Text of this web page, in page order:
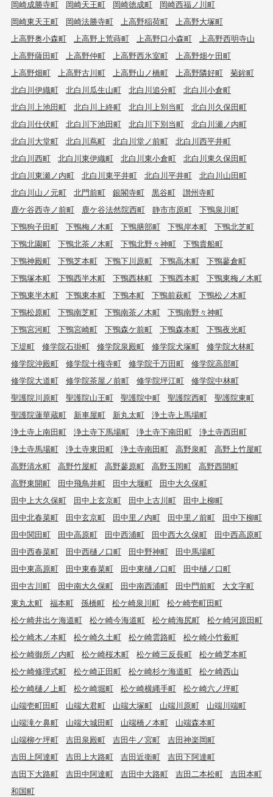
岡崎成勝寺町 岡崎天王町 岡崎徳成町
岡崎西福ノ川町
岡崎東天王町
岡崎法勝寺町 上高野稲荷町
上高野大塚町
上高野奥小森町
上高野上荒蒔町 上高野口小森町
上高野西明寺山
上高野薩田町
上高野仲町 上高野西氷室町
上高野畑ケ田町
上高野畑町
上高野古川町 上高野山ノ橋町 上高野隣好町
菊鉾町
北白川伊織町
北白川瓜生山町 北白川追分町
北白川小倉町
北白川上池田町
北白川上終町 北白川上別当町
北白川久保田町
北白川仕伏町
北白川下池田町 北白川下別当町
北白川瀬ノ内町
北白川大堂町
北白川蔦町 北白川堂ノ前町
北白川西平井町
北白川西町
北白川東伊織町 北白川東小倉町
北白川東久保田町
北白川東瀬ノ内町
北白川東平井町 北白川平井町
北白川山田町
北白川山ノ元町
北門前町 銀閣寺町 黒谷町
讃州寺町
鹿ケ谷西寺ノ前町
鹿ケ谷法然院西町 静市市原町
下鴨泉川町
下鴨狗子田町
下鴨梅ノ木町 下鴨膳部町 下鴨岸本町
下鴨北芝町
下鴨北園町
下鴨北茶ノ木町 下鴨北野々神町
下鴨貴船町
下鴨神殿町
下鴨芝本町 下鴨下川原町 下鴨高木町
下鴨蓼倉町
下鴨塚本町
下鴨西半木町 下鴨西林町 下鴨西本町
下鴨東梅ノ木町
下鴨東半木町
下鴨東本町 下鴨本町 下鴨前萩町
下鴨松ノ木町
下鴨松原町
下鴨南芝町 下鴨南茶ノ木町
下鴨南野々神町
下鴨宮河町
下鴨宮崎町 下鴨森ケ前町 下鴨森本町
下鴨夜光町
下堤町
修学院石掛町 修学院泉殿町 修学院犬塚町
修学院大林町
修学院沖殿町
修学院十権寺町 修学院千万田町
修学院高部町
修学院大道町
修学院茶屋ノ前町 修学院坪江町
修学院中林町
聖護院川原町
聖護院山王町 聖護院中町 聖護院西町
聖護院東町
聖護院蓮華蔵町
新車屋町 新丸太町
浄土寺上馬場町
浄土寺上南田町
浄土寺下馬場町 浄土寺下南田町
浄土寺西田町
浄土寺馬場町
浄土寺東田町 浄土寺南田町 高野泉町
高野上竹屋町
高野清水町
高野竹屋町 高野蓼原町 高野玉岡町
高野西開町
高野東開町
田中飛鳥井町 田中大堰町
田中大久保町
田中上大久保町
田中上玄京町 田中上古川町
田中上柳町
田中北春菜町
田中玄京町 田中里ノ内町 田中里ノ前町
田中下柳町
田中関田町
田中高原町 田中西浦町 田中西大久保町
田中西高原町
田中西春菜町
田中西樋ノ口町 田中野神町
田中馬場町
田中東高原町
田中東春菜町 田中東樋ノ口町
田中樋ノ口町
田中古川町
田中南大久保町 田中南西浦町 田中門前町
大文字町
東丸太町
福本町 孫橋町 松ケ崎泉川町
松ケ崎壱町田町
松ケ崎井出ケ海道町
松ケ崎今海道町 松ケ崎海尻町
松ケ崎河原田町
松ケ崎木ノ本町
松ケ崎久土町 松ケ崎雲路町
松ケ崎小竹薮町
松ケ崎御所ノ内町
松ケ崎桜木町 松ケ崎三反長町
松ケ崎芝本町
松ケ崎修理式町
松ケ崎正田町 松ケ崎杉ケ海道町
松ケ崎西山
松ケ崎樋ノ上町
松ケ崎堀町 松ケ崎横縄手町
松ケ崎六ノ坪町
山端壱町田町
山端大君町 山端大塚町 山端川原町
山端川端町
山端滝ケ鼻町
山端大城田町 山端橋ノ本町
山端森本町
山端柳ケ坪町
吉田泉殿町 吉田牛ノ宮町
吉田神楽岡町
吉田上阿達町
吉田上大路町 吉田近衛町
吉田下阿達町
吉田下大路町
吉田中阿達町 吉田中大路町 吉田二本松町
吉田本町
和国町